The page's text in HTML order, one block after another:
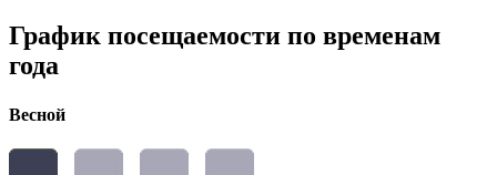
График посещаемости по временам
года
Весной